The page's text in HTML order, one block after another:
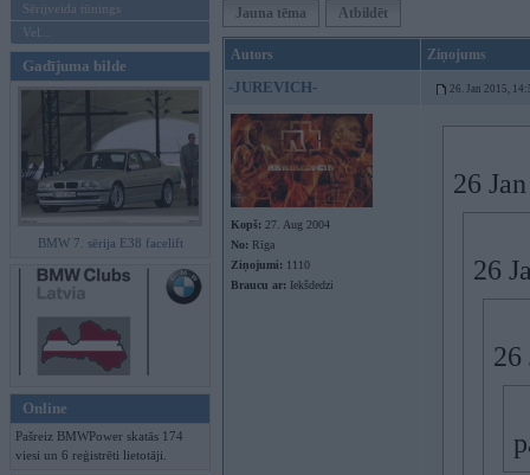
Sērijveida tūnings
Vel...
Gadījuma bilde
BMW 7. sērija E38 facelift
Online
Pašreiz BMWPower skatās 174
viesi un 6 reģistrēti lietotāji.
Jauna tēma Atbildēt
Autors Ziņojums
-JUREVICH- 26. Jan 2015,
Kopš: 27. Aug 2004
No: Rīga
Ziņojumi: 1110
Braucu ar: Iekšdedzi
26
26
26